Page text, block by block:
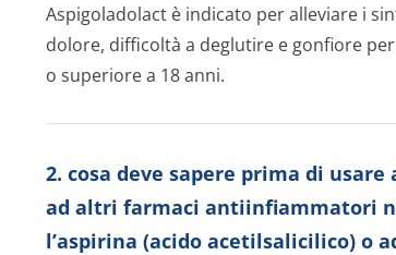
Aspigoladolact è indicato per alleviare i
dolore, difficoltà a deglutire e gonfiore
o superiore a 18 anni.
2. cosa deve sapere prima di
ad altri farmaci antiinfiammatori
l’aspirina (acido acetilsalicilico) o